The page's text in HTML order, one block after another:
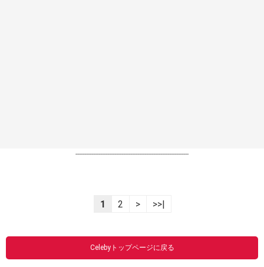
----------------------------------------------------------------
1 2 > >>|
Celebyトップページに戻る